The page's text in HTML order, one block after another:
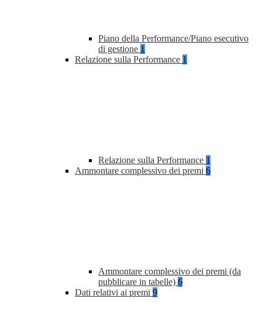
Piano della Performance/Piano esecutivo
di gestione 1
Relazione sulla Performance 1
Relazione sulla Performance 1
Ammontare complessivo dei premi 6
Ammontare complessivo dei premi (da
pubblicare in tabelle) 6
Dati relativi ai premi 9